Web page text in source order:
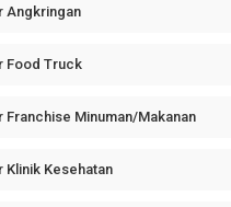
Angkringan
Food Truck
Franchise Minuman/Makanan
Klinik Kesehatan